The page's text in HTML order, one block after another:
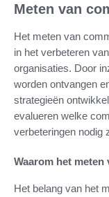
Meten van
Het meten van
in het verbeteren
organisaties. Door
worden ontvangen
strategieën
evalueren welke
verbeteringen nodig
Waarom het
Het belang van het